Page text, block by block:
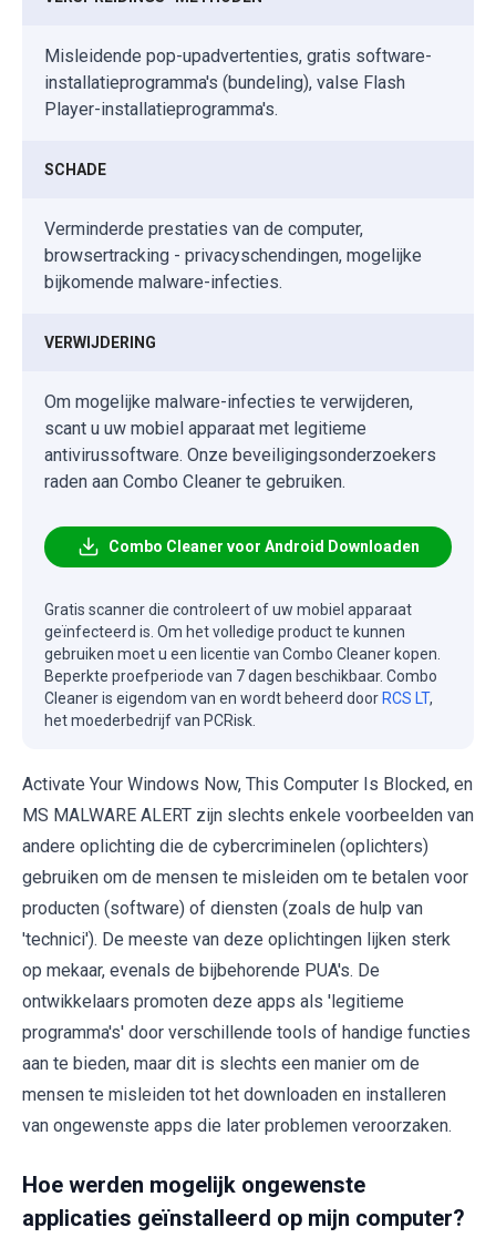
Misleidende pop-upadvertenties, gratis software-
installatieprogramma's (bundeling), valse Flash
Player-installatieprogramma's.
SCHADE
Verminderde prestaties van de computer,
browsertracking - privacyschendingen, mogelijke
bijkomende malware-infecties.
VERWIJDERING
Om mogelijke malware-infecties te verwijderen,
scant u uw mobiel apparaat met legitieme
antivirussoftware. Onze beveiligingsonderzoekers
raden aan Combo Cleaner te gebruiken.
Combo Cleaner voor Android Downloaden
Gratis scanner die controleert of uw mobiel apparaat
geïnfecteerd is. Om het volledige product te kunnen
gebruiken moet u een licentie van Combo Cleaner kopen.
Beperkte proefperiode van 7 dagen beschikbaar. Combo
Cleaner is eigendom van en wordt beheerd door RCS LT,
het moederbedrijf van PCRisk.
Activate Your Windows Now, This Computer Is Blocked, en
MS MALWARE ALERT zijn slechts enkele voorbeelden van
andere oplichting die de cybercriminelen (oplichters)
gebruiken om de mensen te misleiden om te betalen voor
producten (software) of diensten (zoals de hulp van
'technici'). De meeste van deze oplichtingen lijken sterk
op mekaar, evenals de bijbehorende PUA's. De
ontwikkelaars promoten deze apps als 'legitieme
programma's' door verschillende tools of handige functies
aan te bieden, maar dit is slechts een manier om de
mensen te misleiden tot het downloaden en installeren
van ongewenste apps die later problemen veroorzaken.
Hoe werden mogelijk ongewenste
applicaties geïnstalleerd op mijn computer?